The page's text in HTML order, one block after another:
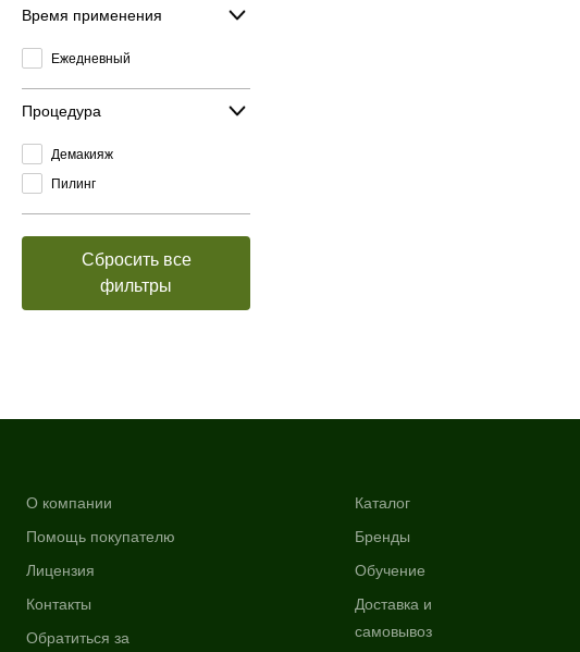
Время применения
Ежедневный
Процедура
Демакияж
Пилинг
Сбросить все
фильтры
О компании
Помощь покупателю
Лицензия
Контакты
Обратиться за
Каталог
Бренды
Обучение
Доставка и
самовывоз